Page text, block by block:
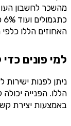
האחוזים הללו
למי פונים
ניתן לפנות
הללו. הפנייה
באמצעות יצירת